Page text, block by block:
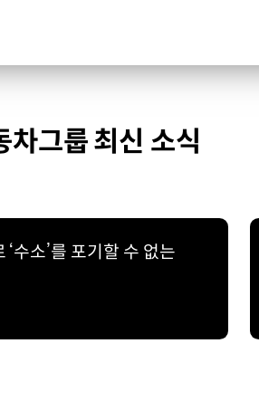
차그룹 최신 소식
‘수소’를 포기할 수 없는